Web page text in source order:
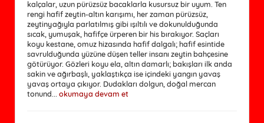
kalçalar, uzun pürüzsüz bacaklarla kusursuz bir uyum. Ten
rengi hafif zeytin-altın karışımı, her zaman pürüzsüz,
zeytinyağıyla parlatılmış gibi ışıltılı ve dokunulduğunda
sıcak, yumuşak, hafifçe ürperen bir his bırakıyor. Saçları
koyu kestane, omuz hizasında hafif dalgalı; hafif esintide
savrulduğunda yüzüne düşen teller insanı zeytin bahçesine
götürüyor. Gözleri koyu ela, altın damarlı; bakışları ilk anda
sakin ve ağırbaşlı, yaklaştıkça ise içindeki yangın yavaş
yavaş ortaya çıkıyor. Dudakları dolgun, doğal mercan
tonund... okumaya devam et